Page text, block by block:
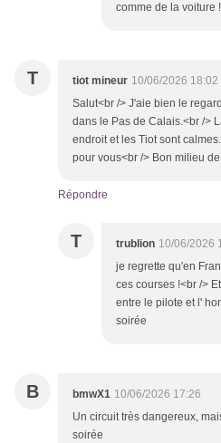
comme de la voiture
T tiot mineur 10/06/2026 18:02
Salut<br /> J'aie bien le
dans le Pas de Calais.<br />
endroit et les Tiot sont
pour vous<br /> Bon milieu
Répondre
T trublion 10/06/2026
je regrette qu'en
ces courses !<br />
entre le pilote et l'
soirée
B bmwX1 10/06/2026 17:26
Un circuit très dangereux,
soirée